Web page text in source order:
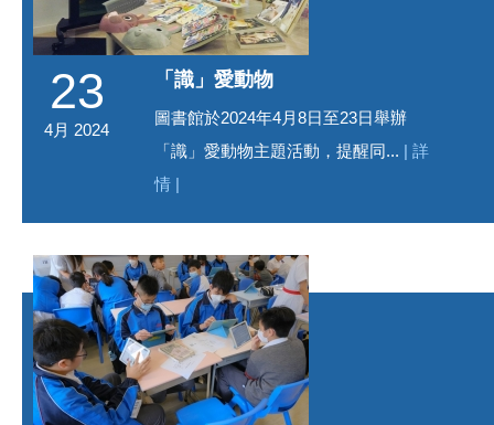
23
4月 2024
「識」愛動物
圖書館於2024年4月8日至23日舉辦
「識」愛動物主題活動，提醒同... | 詳
情 |